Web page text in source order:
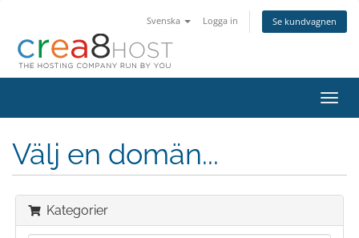
Svenska Logga in Se kundvagnen
Växla
Välj en domän...
Kategorier